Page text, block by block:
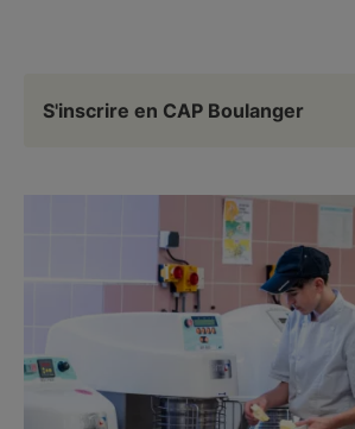
S'inscrire en CAP Boulanger